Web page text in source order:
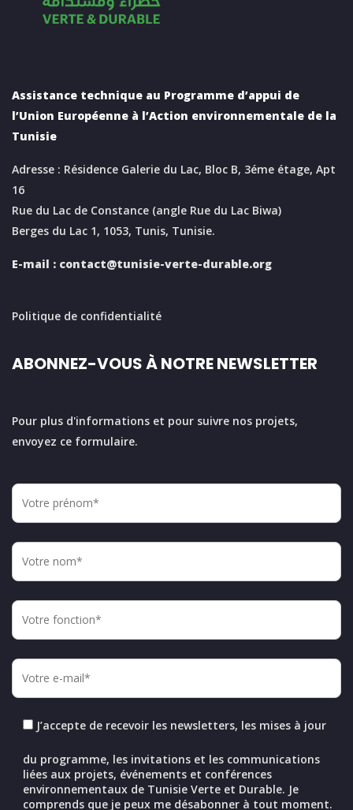
Assistance technique au Programme d’appui de
l’Union Européenne à l’Action environnementale de la
Tunisie
Adresse : Résidence Galerie du Lac, Bloc B, 3éme étage, Apt
16
Rue du Lac de Constance (angle Rue du Lac Biwa)
Berges du Lac 1, 1053, Tunis, Tunisie.
E-mail : contact@tunisie-verte-durable.org
Politique de confidentialité
ABONNEZ-VOUS À NOTRE NEWSLETTER
Pour plus d'informations et pour suivre nos projets,
envoyez ce formulaire.
J’accepte de recevoir les newsletters, les mises à jour
du programme, les invitations et les communications
liées aux projets, événements et conférences
environnementaux de Tunisie Verte et Durable. Je
comprends que je peux me désabonner à tout moment.